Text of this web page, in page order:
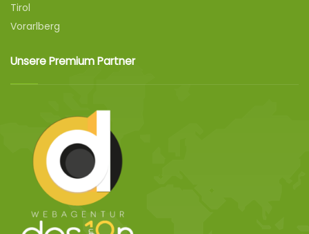
Tirol
Vorarlberg
Unsere Premium Partner